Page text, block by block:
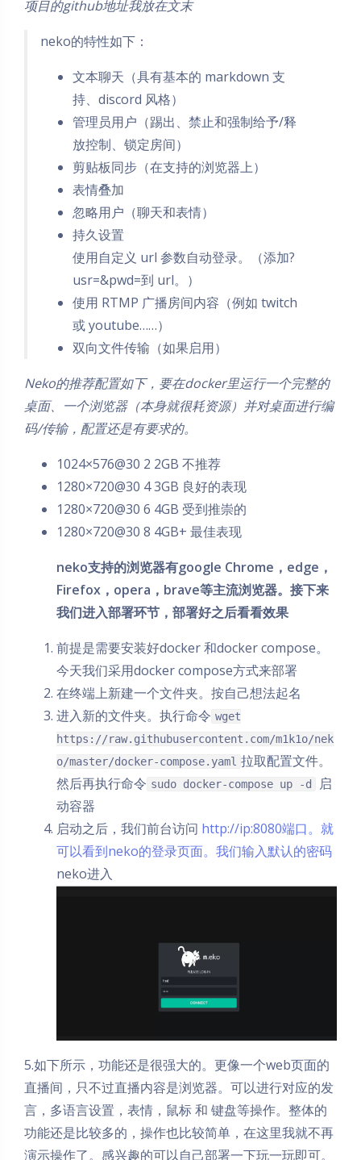
项目的github地址我放在文末
neko的特性如下：
文本聊天（具有基本的 markdown 支
持、discord 风格）
管理员用户（踢出、禁止和强制给予/释
放控制、锁定房间）
剪贴板同步（在支持的浏览器上）
表情叠加
忽略用户（聊天和表情）
持久设置
使用自定义 url 参数自动登录。（添加?
usr=&pwd=到 url。）
使用 RTMP 广播房间内容（例如 twitch
或 youtube……）
双向文件传输（如果启用）
Neko的推荐配置如下，要在docker里运行一个完整的
桌面、一个浏览器（本身就很耗资源）并对桌面进行编
码/传输，配置还是有要求的。
1024×576@30 2 2GB 不推荐
1280×720@30 4 3GB 良好的表现
1280×720@30 6 4GB 受到推崇的
1280×720@30 8 4GB+ 最佳表现
neko支持的浏览器有google Chrome，edge，
Firefox，opera，brave等主流浏览器。接下来
我们进入部署环节，部署好之后看看效果
前提是需要安装好docker 和docker compose。
今天我们采用docker compose方式来部署
在终端上新建一个文件夹。按自己想法起名
进入新的文件夹。执行命令 wget
https://raw.githubusercontent.com/m1k1o/nek
o/master/docker-compose.yaml 拉取配置文件。
然后再执行命令 sudo docker-compose up -d
启
动容器
启动之后，我们前台访问 http://ip:8080端口。就
可以看到neko的登录页面。我们输入默认的密码
neko进入
5.如下所示，功能还是很强大的。更像一个web页面的
直播间，只不过直播内容是浏览器。可以进行对应的发
言，多语言设置，表情，鼠标 和 键盘等操作。整体的
功能还是比较多的，操作也比较简单，在这里我就不再
演示操作了。感兴趣的可以自己部署一下玩一玩即可。